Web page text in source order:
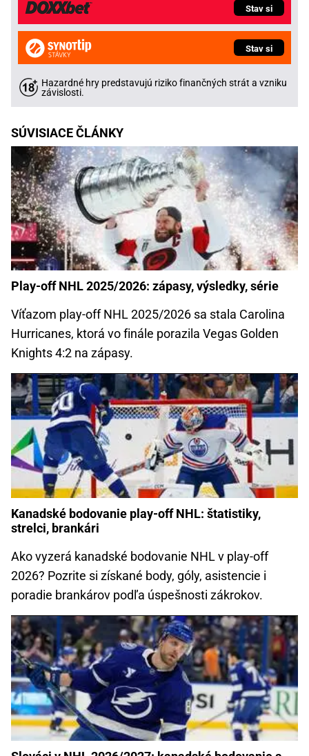
Stav si
Stav si
Hazardné hry predstavujú riziko finančných strát a vzniku
závislosti.
SÚVISIACE ČLÁNKY
Play-off NHL 2025/2026: zápasy, výsledky, série
Víťazom play-off NHL 2025/2026 sa stala Carolina
Hurricanes, ktorá vo finále porazila Vegas Golden
Knights 4:2 na zápasy.
Kanadské bodovanie play-off NHL: štatistiky,
strelci, brankári
Ako vyzerá kanadské bodovanie NHL v play-off
2026? Pozrite si získané body, góly, asistencie i
poradie brankárov podľa úspešnosti zákrokov.